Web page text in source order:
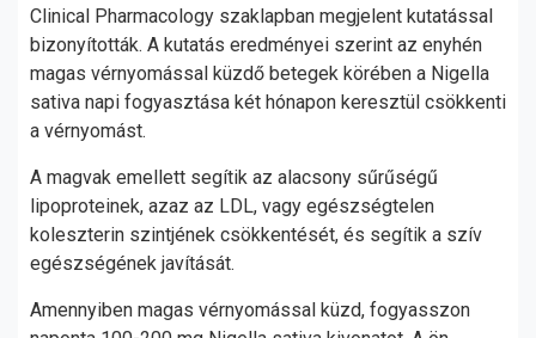
Clinical Pharmacology szaklapban megjelent kutatással
bizonyították. A kutatás eredményei szerint az enyhén
magas vérnyomással küzdő betegek körében a Nigella
sativa napi fogyasztása két hónapon keresztül csökkenti
a vérnyomást.
A magvak emellett segítik az alacsony sűrűségű
lipoproteinek, azaz az LDL, vagy egészségtelen
koleszterin szintjének csökkentését, és segítik a szív
egészségének javítását.
Amennyiben magas vérnyomással küzd, fogyasszon